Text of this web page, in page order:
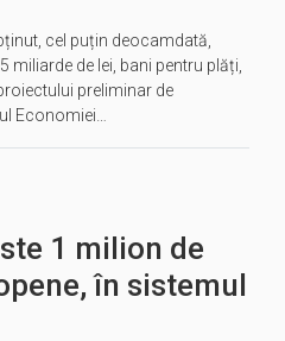
cel puțin deocamdată,
miliarde de lei, bani pentru plăți,
preliminar de
Economiei…
1 milion de
în sistemul